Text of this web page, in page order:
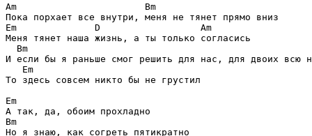
Am                       Bm
Em              D                  Am
Меня тянет наша жизнь, а ты только согласись
Bm
И если бы я раньше смог решить для нас, для двоих всю
Em
То здесь совсем никто бы не грустил
Em
Bm